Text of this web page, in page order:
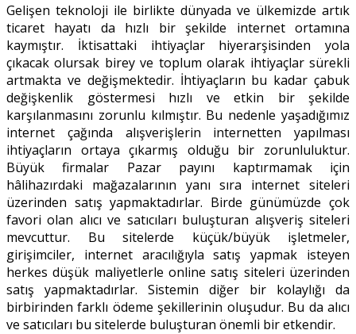
Gelişen teknoloji ile birlikte dünyada ve ülkemizde artık
ticaret hayatı da hızlı bir şekilde internet ortamına
kaymıştır. İktisattaki ihtiyaçlar hiyerarşisinden yola
çıkacak olursak birey ve toplum olarak ihtiyaçlar sürekli
artmakta ve değişmektedir. İhtiyaçların bu kadar çabuk
değişkenlik göstermesi hızlı ve etkin bir şekilde
karşılanmasını zorunlu kılmıştır. Bu nedenle yaşadığımız
internet çağında alışverişlerin internetten yapılması
ihtiyaçların ortaya çıkarmış olduğu bir zorunluluktur.
Büyük firmalar Pazar payını kaptırmamak için
hâlihazırdaki mağazalarının yanı sıra internet siteleri
üzerinden satış yapmaktadırlar. Birde günümüzde çok
favori olan alıcı ve satıcıları buluşturan alışveriş siteleri
mevcuttur. Bu sitelerde küçük/büyük işletmeler,
girişimciler, internet aracılığıyla satış yapmak isteyen
herkes düşük maliyetlerle online satış siteleri üzerinden
satış yapmaktadırlar. Sistemin diğer bir kolaylığı da
birbirinden farklı ödeme şekillerinin oluşudur. Bu da alıcı
ve satıcıları bu sitelerde buluşturan önemli bir etkendir.